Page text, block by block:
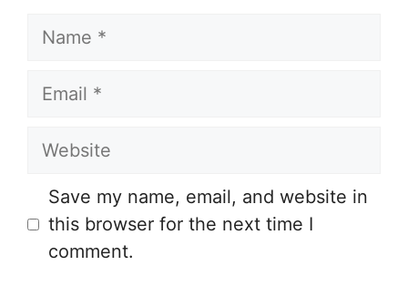
Name
Email
Website
Save my name, email, and website in
this browser for the next time I
comment.